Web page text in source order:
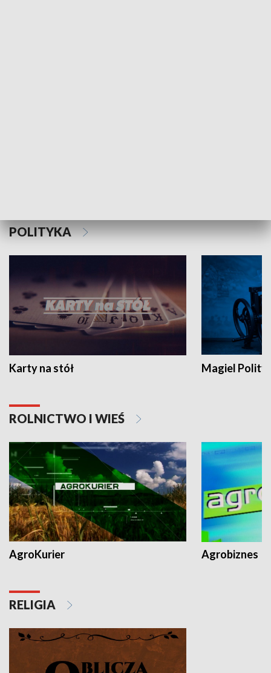
POLITYKA
Karty na stół Magiel
ROLNICTWO I WIEŚ
AgroKurier Agrobiznes
RELIGIA